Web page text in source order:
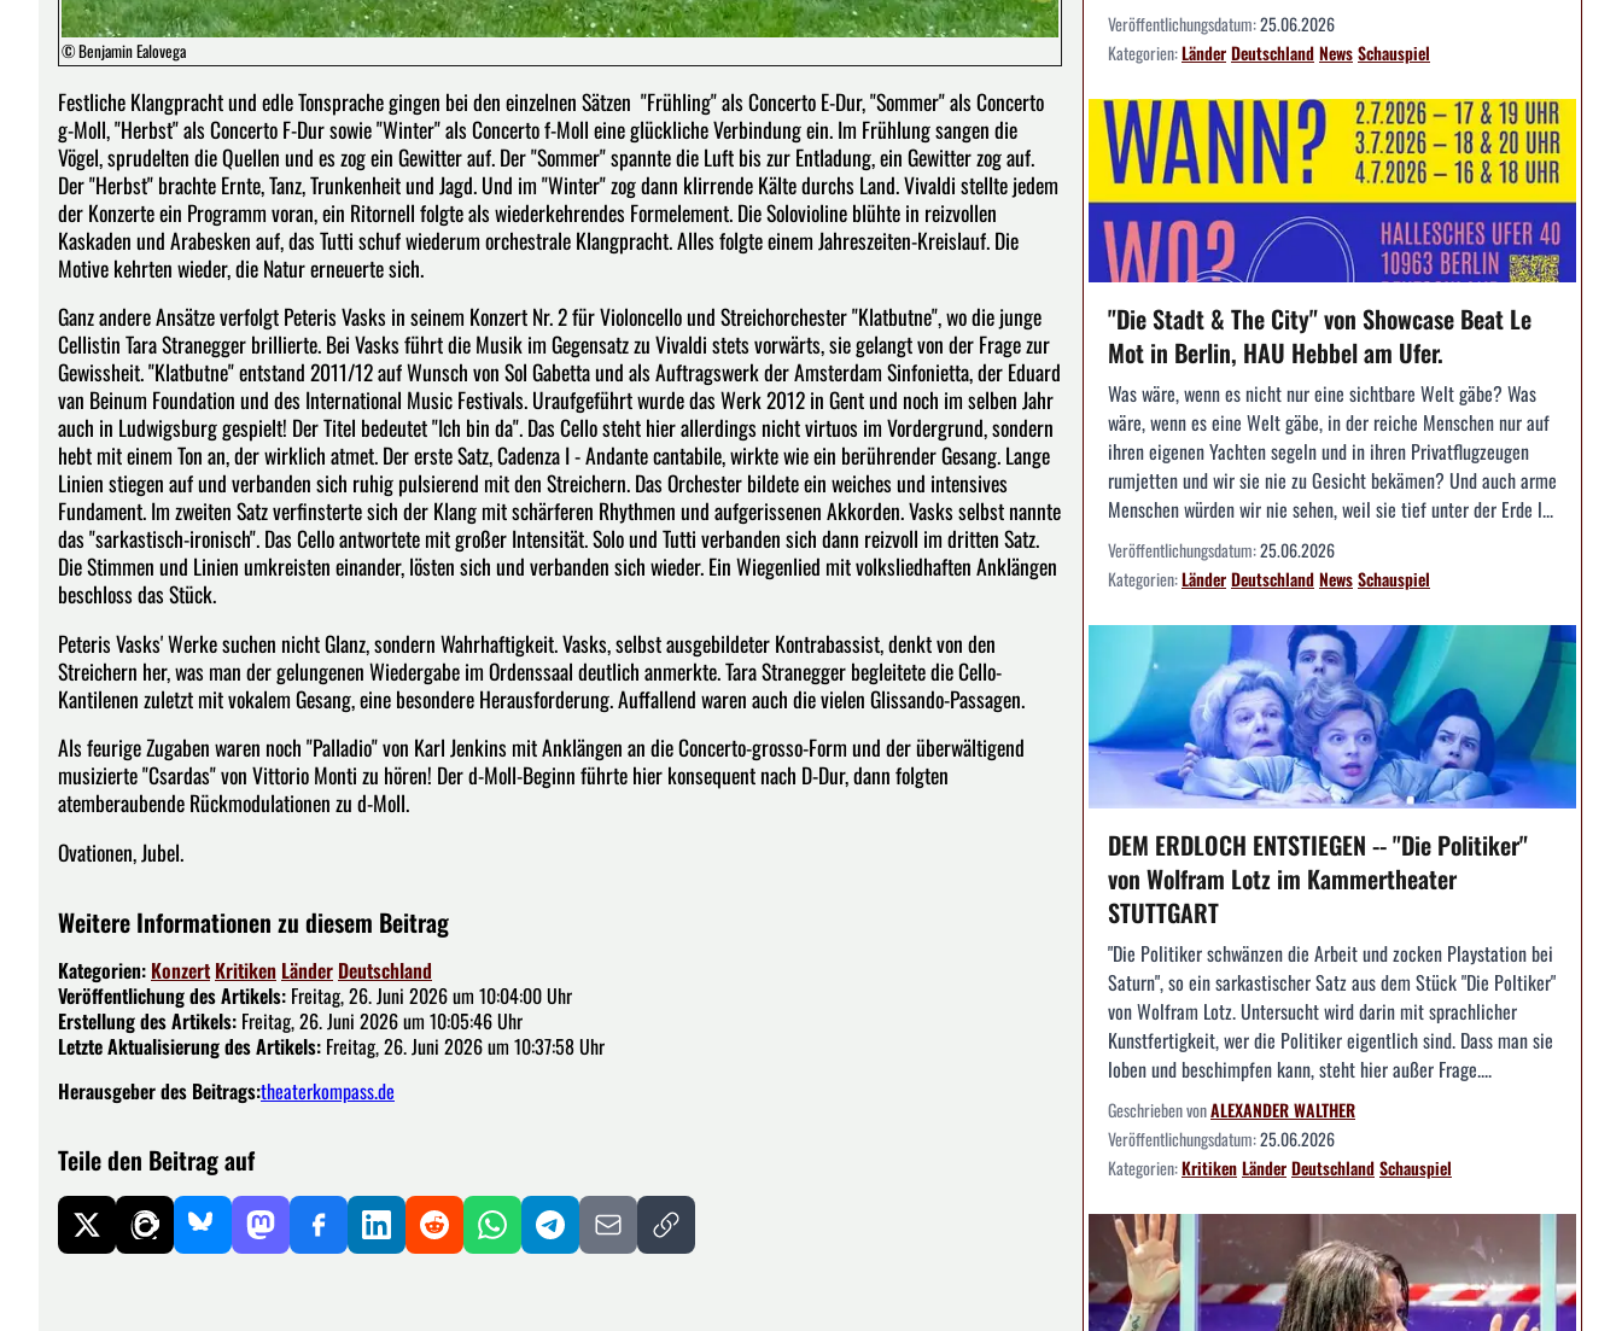
© Benjamin Ealovega
Festliche Klangpracht und edle Tonsprache gingen bei den einzelnen Sätzen "Frühling" als Concerto E-Dur, "Sommer" als Concerto
g-Moll, "Herbst" als Concerto F-Dur sowie "Winter" als Concerto f-Moll eine glückliche Verbindung ein. Im Frühlung sangen die
Vögel, sprudelten die Quellen und es zog ein Gewitter auf. Der "Sommer" spannte die Luft bis zur Entladung, ein Gewitter zog auf.
Der "Herbst" brachte Ernte, Tanz, Trunkenheit und Jagd. Und im "Winter" zog dann klirrende Kälte durchs Land. Vivaldi stellte jedem
der Konzerte ein Programm voran, ein Ritornell folgte als wiederkehrendes Formelement. Die Solovioline blühte in reizvollen
Kaskaden und Arabesken auf, das Tutti schuf wiederum orchestrale Klangpracht. Alles folgte einem Jahreszeiten-Kreislauf. Die
Motive kehrten wieder, die Natur erneuerte sich.
Ganz andere Ansätze verfolgt Peteris Vasks in seinem Konzert Nr. 2 für Violoncello und Streichorchester "Klatbutne", wo die junge
Cellistin Tara Stranegger brillierte. Bei Vasks führt die Musik im Gegensatz zu Vivaldi stets vorwärts, sie gelangt von der Frage zur
Gewissheit. "Klatbutne" entstand 2011/12 auf Wunsch von Sol Gabetta und als Auftragswerk der Amsterdam Sinfonietta, der Eduard
van Beinum Foundation und des International Music Festivals. Uraufgeführt wurde das Werk 2012 in Gent und noch im selben Jahr
auch in Ludwigsburg gespielt! Der Titel bedeutet "Ich bin da". Das Cello steht hier allerdings nicht virtuos im Vordergrund, sondern
hebt mit einem Ton an, der wirklich atmet. Der erste Satz, Cadenza I - Andante cantabile, wirkte wie ein berührender Gesang. Lange
Linien stiegen auf und verbanden sich ruhig pulsierend mit den Streichern. Das Orchester bildete ein weiches und intensives
Fundament. Im zweiten Satz verfinsterte sich der Klang mit schärferen Rhythmen und aufgerissenen Akkorden. Vasks selbst nannte
das "sarkastisch-ironisch". Das Cello antwortete mit großer Intensität. Solo und Tutti verbanden sich dann reizvoll im dritten Satz.
Die Stimmen und Linien umkreisten einander, lösten sich und verbanden sich wieder. Ein Wiegenlied mit volksliedhaften Anklängen
beschloss das Stück.
Peteris Vasks' Werke suchen nicht Glanz, sondern Wahrhaftigkeit. Vasks, selbst ausgebildeter Kontrabassist, denkt von den
Streichern her, was man der gelungenen Wiedergabe im Ordenssaal deutlich anmerkte. Tara Stranegger begleitete die Cello-
Kantilenen zuletzt mit vokalem Gesang, eine besondere Herausforderung. Auffallend waren auch die vielen Glissando-Passagen.
Als feurige Zugaben waren noch "Palladio" von Karl Jenkins mit Anklängen an die Concerto-grosso-Form und der überwältigend
musizierte "Csardas" von Vittorio Monti zu hören! Der d-Moll-Beginn führte hier konsequent nach D-Dur, dann folgten
atemberaubende Rückmodulationen zu d-Moll.
Ovationen, Jubel.
Weitere Informationen zu diesem Beitrag
Kategorien: Konzert Kritiken Länder Deutschland
Veröffentlichung des Artikels: Freitag, 26. Juni 2026 um 10:04:00 Uhr
Erstellung des Artikels: Freitag, 26. Juni 2026 um 10:05:46 Uhr
Letzte Aktualisierung des Artikels: Freitag, 26. Juni 2026 um 10:37:58 Uhr
Herausgeber des Beitrags:theaterkompass.de
Teile den Beitrag auf
Veröffentlichungsdatum:25.06.2026
Kategorien:LänderDeutschlandNewsSchauspiel
"Die Stadt & The City" von Showcase Beat Le
Mot in Berlin, HAU Hebbel am Ufer.
Was wäre, wenn es nicht nur eine sichtbare Welt gäbe? Was
wäre, wenn es eine Welt gäbe, in der reiche Menschen nur auf
ihren eigenen Yachten segeln und in ihren Privatflugzeugen
rumjetten und wir sie nie zu Gesicht bekämen? Und auch arme
Menschen würden wir nie sehen, weil sie tief unter der Erde l...
Veröffentlichungsdatum:25.06.2026
Kategorien:LänderDeutschlandNewsSchauspiel
DEM ERDLOCH ENTSTIEGEN -- "Die Politiker"
von Wolfram Lotz im Kammertheater
STUTTGART
"Die Politiker schwänzen die Arbeit und zocken Playstation bei
Saturn", so ein sarkastischer Satz aus dem Stück "Die Poltiker"
von Wolfram Lotz. Untersucht wird darin mit sprachlicher
Kunstfertigkeit, wer die Politiker eigentlich sind. Dass man sie
loben und beschimpfen kann, steht hier außer Frage....
Geschrieben vonALEXANDER WALTHER
Veröffentlichungsdatum:25.06.2026
Kategorien:KritikenLänderDeutschlandSchauspiel